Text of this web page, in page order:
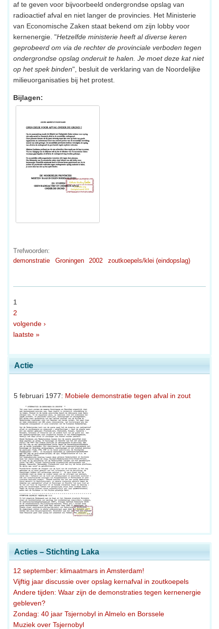
Actie
5 februari 1977: Mobiele demonstratie tegen afval in zout
Acties – Stichting Laka
12 september: klimaatmars in Amsterdam!
Vijftig jaar discussie over opslag kernafval in zoutkoepels
Andere tijden: Waar zijn de demonstraties tegen kernenergie
gebleven?
Zondag: 40 jaar Tsjernobyl in Almelo en Borssele
Muziek over Tsjernobyl
af te geven voor bijvoorbeeld ondergrondse opslag van
radioactief afval en niet langer de provincies. Het Ministerie
van Economische Zaken staat bekend om zijn lobby voor
kernenergie. "Hetzelfde ministerie heeft al diverse keren
geprobeerd om via de rechter de provinciale verboden tegen
ondergrondse opslag onderuit te halen. Je moet deze kat niet
op het spek binden", besluit de verklaring van de Noordelijke
milieuorganisaties bij het protest.
Bijlagen:
Trefwoorden:
demonstratie
Groningen 2002 zoutkoepels/klei (eindopslag)
1
2
volgende ›
laatste »